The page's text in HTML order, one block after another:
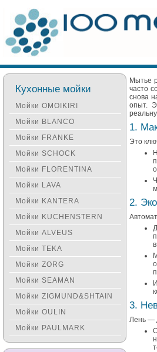
Мытье
часто
снова
опыт.
1.
Это
2.
3.
Лень —
Кухонные мойки
Мойки OMOIKIRI
Мойки BLANCO
Мойки FRANKE
Мойки SCHOCK
Мойки FLORENTINA
Мойки LAVA
Мойки KANTERA
Мойки KUCHENSTERN
Мойки ALVEUS
Мойки TEKA
Мойки ZORG
Мойки SEAMAN
Мойки ZIGMUND&SHTAIN
Мойки OULIN
Мойки PAULMARK